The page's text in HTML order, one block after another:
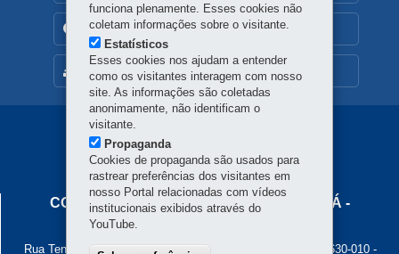
MAPA DO SITE
TRANSPARÊNCIA INSTITUCIONAL
Navegação
Principal
Cohapar
COMPANHIA DE HABITAÇÃO DO PARANÁ -
Rua Tenente Francisco Ferreira de Souza, 766 - Hauer 81630-010-
funciona plenamente. Esses cookies não
coletam informações sobre o visitante.
Estatísticos
Esses cookies nos ajudam a entender
como os visitantes interagem com nosso
site. As informações são coletadas
anonimamente, não identificam o
visitante.
Propaganda
Cookies de propaganda são usados para
rastrear preferências dos visitantes em
nosso Portal relacionadas com vídeos
institucionais exibidos através do
YouTube.